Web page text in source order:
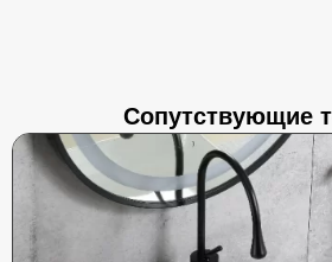
Сопутствующие